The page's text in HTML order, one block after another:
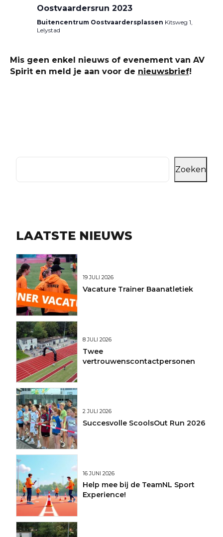
Oostvaardersrun 2023
Buitencentrum Oostvaardersplassen Kitsweg 1,
Lelystad
Mis geen enkel nieuws of evenement van AV
Spirit en meld je aan voor de nieuwsbrief!
Zoeken
LAATSTE NIEUWS
19 JULI 2026
Vacature Trainer Baanatletiek
8 JULI 2026
Twee
vertrouwenscontactpersonen
2 JULI 2026
Succesvolle ScoolsOut Run 2026
16 JUNI 2026
Help mee bij de TeamNL Sport
Experience!